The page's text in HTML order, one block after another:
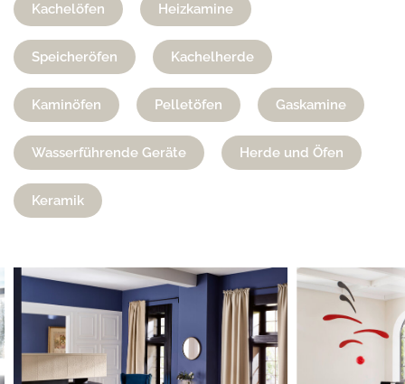
Kachelöfen Heizkamine
Speicheröfen Kachelherde
Kaminöfen Pelletöfen Gaskamine
Wasserführende Geräte Herde und Öfen
Keramik